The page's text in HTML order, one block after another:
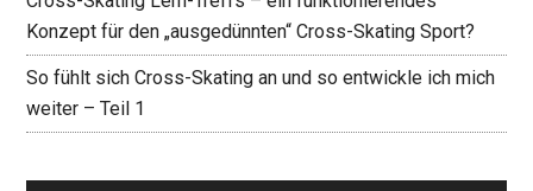
Konzept für den „ausgedünnten“ Cross-Skating Sport?
So fühlt sich Cross-Skating an und so entwickle ich mich
weiter – Teil 1